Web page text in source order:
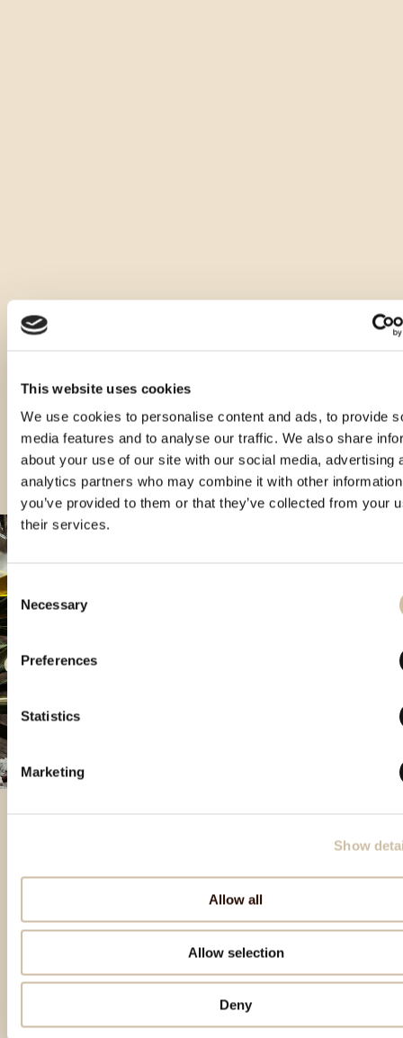
This website uses cookies
We use cookies to personalise content and ads, to provide
media features and to analyse our traffic. We also share
about your use of our site with our social media, advertising
analytics partners who may combine it with other
you’ve provided to them or that they’ve collected from your
their services.
Consent
Selection
Necessary
Preferences
Statistics
Marketing
Show
Allow all
Allow selection
Deny
Prodotti in evidenza